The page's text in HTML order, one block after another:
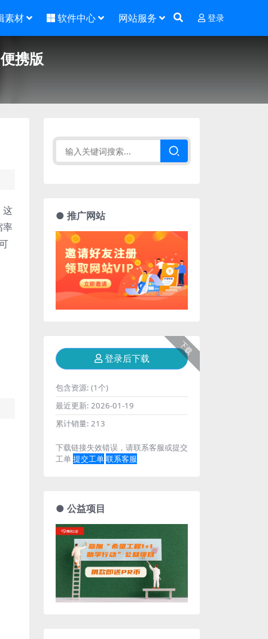
素材 软件中心 网站服务 登录
携版
这
率
● 推广网站
下载
登录后下载
包含资源: (1个)
最近更新: 2026-01-19
累计销量: 213
下载链接失效错误，请联系客服或提交
工单提交工单联系客服
● 公益项目